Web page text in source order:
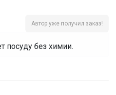
Автор уже получил заказ!
посуду без химии.